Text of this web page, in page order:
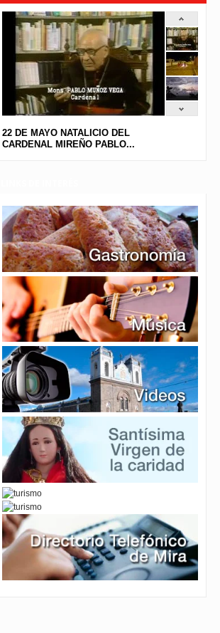
22 DE MAYO NATALICIO DEL
CARDENAL MIREÑO PABLO...